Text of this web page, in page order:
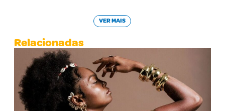
VER MAIS
Relacionadas